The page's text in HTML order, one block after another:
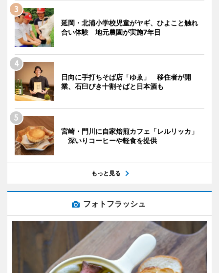
延岡・北浦小学校児童がヤギ、ひよこと触れ
合い体験 地元農園が実施7年目
日向に手打ちそば店「ゆゑ」 移住者が開
業、石臼びき十割そばと日本酒も
宮崎・門川に自家焙煎カフェ「レルリッカ」
深いりコーヒーや軽食を提供
もっと見る
フォトフラッシュ